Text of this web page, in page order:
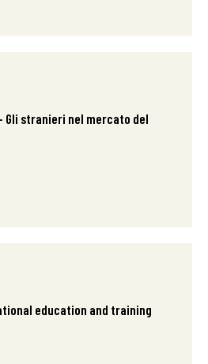
Gli stranieri nel mercato del
education and training